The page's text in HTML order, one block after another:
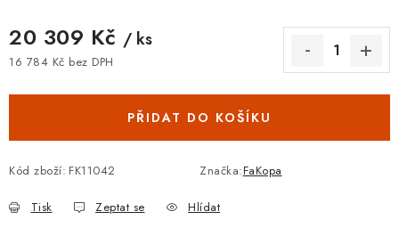
20 309 Kč / ks
16 784 Kč bez DPH
PŘIDAT DO KOŠÍKU
Kód zboží: FK11042 Značka:FaKopa
Tisk Zeptat se Hlídat